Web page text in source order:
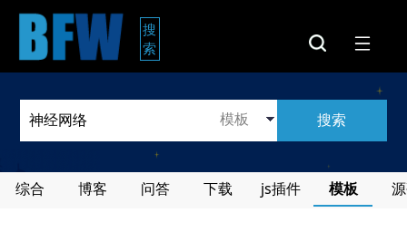
搜
索
搜索
综合 博客 问答 下载 js插件 模板